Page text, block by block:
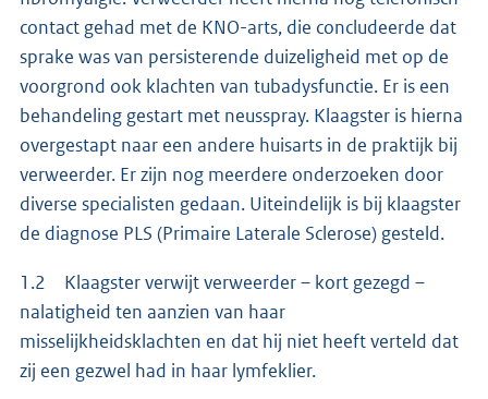
contact gehad met de KNO-arts, die concludeerde dat
sprake was van persisterende duizeligheid met op de
voorgrond ook klachten van tubadysfunctie. Er is een
behandeling gestart met neusspray. Klaagster is hierna
overgestapt naar een andere huisarts in de praktijk bij
verweerder. Er zijn nog meerdere onderzoeken door
diverse specialisten gedaan. Uiteindelijk is bij klaagster
de diagnose PLS (Primaire Laterale Sclerose) gesteld.
1.2 Klaagster verwijt verweerder – kort gezegd –
nalatigheid ten aanzien van haar
misselijkheidsklachten en dat hij niet heeft verteld dat
zij een gezwel had in haar lymfeklier.